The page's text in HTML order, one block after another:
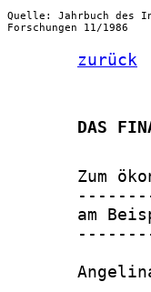
Quelle: Jahrbuch des
Forschungen 11/1986
zurück
DAS